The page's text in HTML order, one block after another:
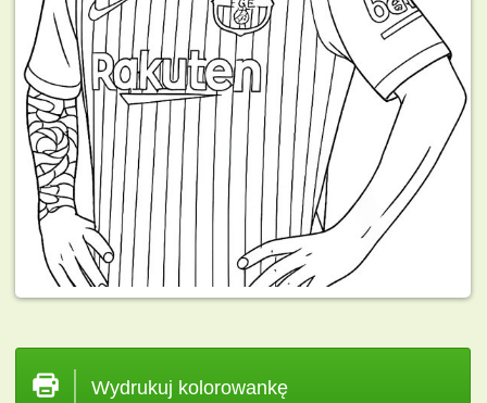
Wydrukuj kolorowankę